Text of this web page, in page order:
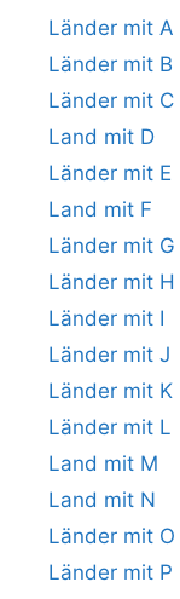
Länder mit A
Länder mit B
Länder mit C
Land mit D
Länder mit E
Land mit F
Länder mit G
Länder mit H
Länder mit I
Länder mit J
Länder mit K
Länder mit L
Land mit M
Land mit N
Länder mit O
Länder mit P